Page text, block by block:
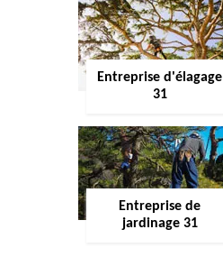
Entreprise d'élagage
31
Entreprise de
jardinage 31